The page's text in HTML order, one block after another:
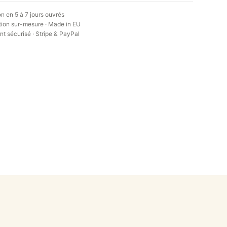
en 5 à 7 jours ouvrés
sur-mesure · Made in EU
sécurisé · Stripe & PayPal